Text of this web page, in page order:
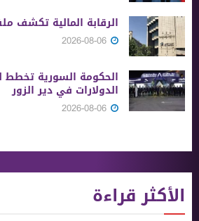
الرقابة المالية تكشف
الحكومة السورية تخطط
الدولارات في دير الزور
الأكثر قراءة